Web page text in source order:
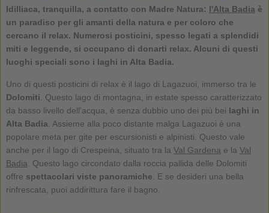
Idilliaca, tranquilla, a contatto con Madre Natura: l'Alta Badia è
un paradiso per gli amanti della natura e per coloro che
cercano il relax. Numerosi posticini, spesso legati a splendidi
miti e leggende, si occupano di donarti relax. Alcuni di questi
luoghi speciali sono i laghi in Alta Badia.
Uno di questi posticini di relax è il lago di Lagazuoi, immerso tra le
Dolomiti . Questo lago di montagna, in estate spesso caratterizzato
da basso livello dell'acqua, è senza dubbio uno dei più bei laghi in
Alta Badia . Assieme alla poco distante malga Lagazuoi è una
popolare meta per gite per escursionisti e alpinisti. Questo vale
anche per il lago di Crespeina, situato tra la Val Gardena e la Val
Badia . Questo lago circondato dalla roccia pallida delle Dolomiti
offre spettacolari viste panoramiche . E se desideri una bella
rinfrescata, puoi addirittura fare il bagno.